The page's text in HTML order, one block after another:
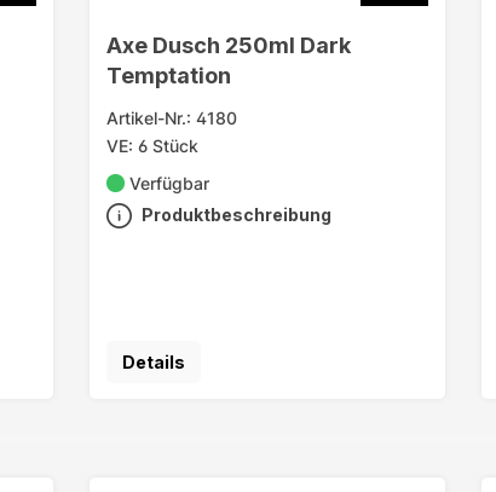
Axe Dusch 250ml Dark
Temptation
Artikel-Nr.: 4180
VE: 6 Stück
Verfügbar
Produktbeschreibung
Details